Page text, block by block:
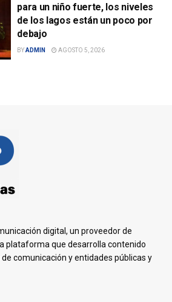
para un niño fuerte, los niveles
de los lagos están un poco por
debajo
BYADMIN AGOSTO 5, 2026
digital, un proveedor de
plataforma que desarrolla contenido
comunicación y entidades públicas y